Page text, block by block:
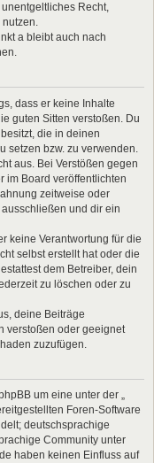
Recht,
nutzen.
a bleibt auch nach
dass er keine Inhalte
guten Sitten verstoßen. Du
die in deinen
setzen bzw. zu verwenden.
aus. Bei Verstößen gegen
im Board veröffentlichten
zeitweise oder
und dir ein
keine Verantwortung für die
selbst erstellt hat oder die
dem Betreiber, dein
zu löschen oder zu
deine Beiträge
verstoßen oder geeignet
zuzufügen.
um eine unter der „
Foren-Software
deutschsprachige
Community unter
haben keinen Einfluss auf